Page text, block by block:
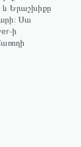
և Երաշխիքը
Սա
ի